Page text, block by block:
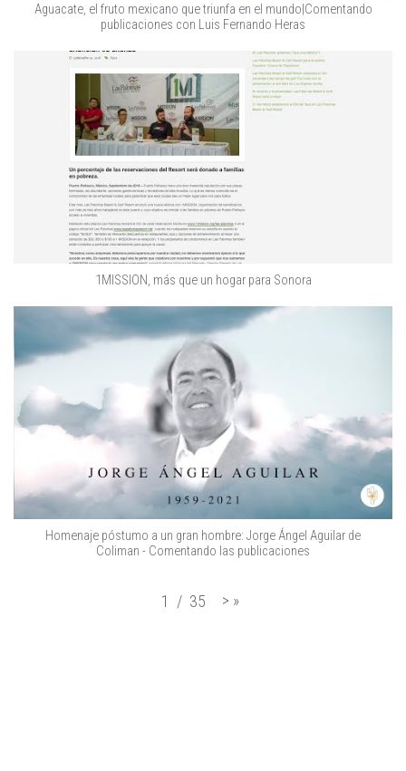
Aguacate, el fruto mexicano que triunfa en el mundo|Comentando
publicaciones con Luis Fernando Heras
1MISSION, más que un hogar para Sonora
Homenaje póstumo a un gran hombre: Jorge Ángel Aguilar de
Coliman - Comentando las publicaciones
1 / 35 > »